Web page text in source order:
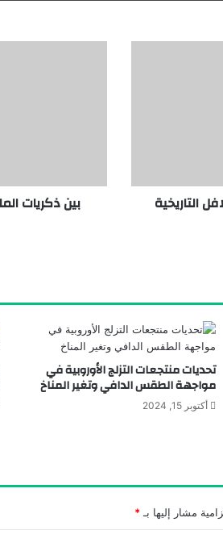
إنهاء إجراءات وصول السائحين إلى
التاريخية بين ذكريات
تحديات منتجعات التزلج الأوروبية في
مواجهة الطقس الدافي وتغير المناخ
أكتوبر 15, 2024
مشار إليها بـ *